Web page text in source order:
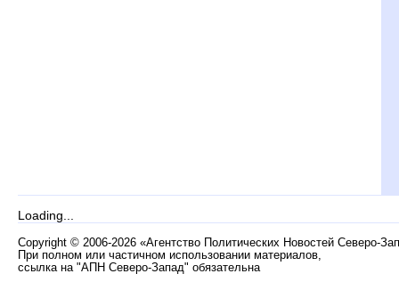
Loading...
Copyright © 2006-2026 «Агентство Политических Новостей Северо-
При полном или частичном использовании материалов,
ссылка на "АПН Северо-Запад" обязательна